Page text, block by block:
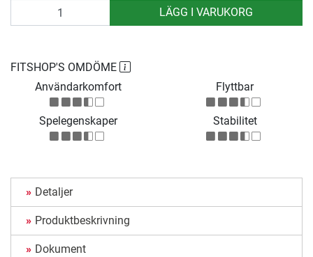
LÄGG I VARUKORG
FITSHOP'S OMDÖME
Användarkomfort
Flyttbar
Spelegenskaper Stabilitet
Detaljer
Produktbeskrivning
Dokument